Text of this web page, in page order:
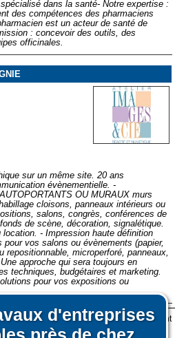
d'entreprises
dans la santé- Notre expertise :
des compétences des pharmaciens
est un acteur de santé de
: concevoir des outils, des
officinales.
sur un même site. 20 ans
évènementielle. -
OU MURAUX murs
cloisons, panneaux intérieurs ou
salons, congrès, conférences de
de scène, décoration, signalétique.
- Impression haute définition
vos salons ou évènements (papier,
repositionnable, microperforé, panneaux,
approche qui sera toujours en
techniques, budgétaires et marketing.
pour vos expositions ou
dans un rayon de 50km autour de
fichiers informatiques nommés cookies sont
sont utilisés pour la navigation, le